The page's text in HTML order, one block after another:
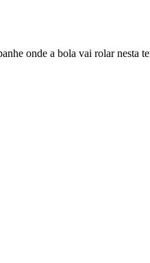
onde a bola vai rolar nesta